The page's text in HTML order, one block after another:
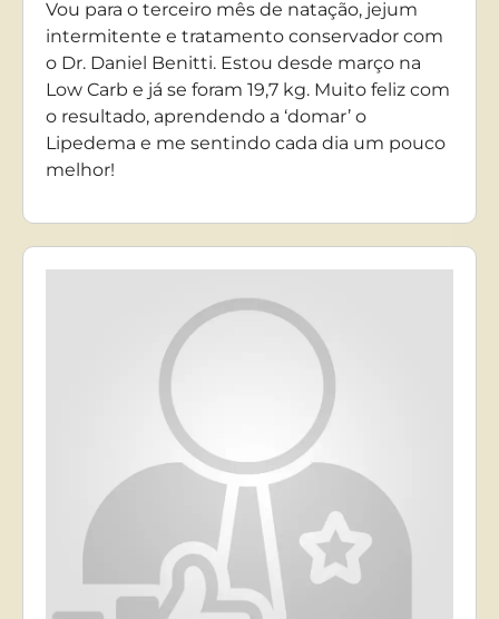
Vou para o terceiro mês de natação, jejum
intermitente e tratamento conservador com
o Dr. Daniel Benitti. Estou desde março na
Low Carb e já se foram 19,7 kg. Muito feliz com
o resultado, aprendendo a ‘domar’ o
Lipedema e me sentindo cada dia um pouco
melhor!